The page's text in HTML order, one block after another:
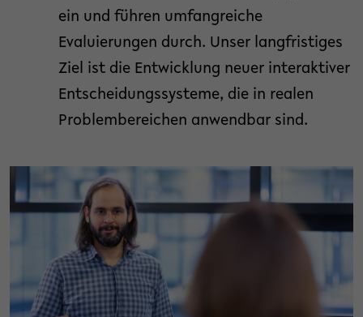
ein und führen umfangreiche
Evaluierungen durch. Unser langfristiges
Ziel ist die Entwicklung neuer interaktiver
Entscheidungssysteme, die in realen
Problembereichen anwendbar sind.